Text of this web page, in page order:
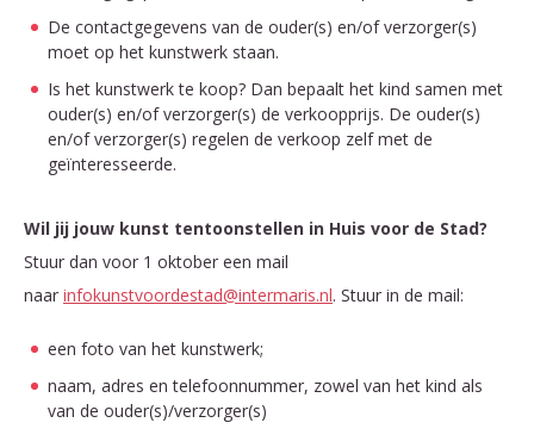
De contactgegevens van de ouder(s) en/of verzorger(s)
moet op het kunstwerk staan.
Is het kunstwerk te koop? Dan bepaalt het kind samen met
ouder(s) en/of verzorger(s) de verkoopprijs. De ouder(s)
en/of verzorger(s) regelen de verkoop zelf met de
geïnteresseerde.
Wil jij jouw kunst tentoonstellen in Huis voor de Stad?
Stuur dan voor 1 oktober een mail
naar infokunstvoordestad@intermaris.nl. Stuur in de mail:
een foto van het kunstwerk;
naam, adres en telefoonnummer, zowel van het kind als
van de ouder(s)/verzorger(s)